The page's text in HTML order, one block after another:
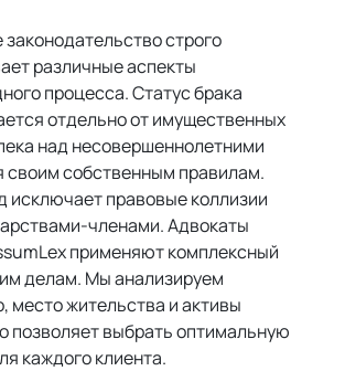
строго
различные аспекты
процесса. Статус брака
отдельно от имущественных
над несовершеннолетними
своим собственным правилам.
исключает правовые коллизии
членами. Адвокаты
применяют комплексный
делам. Мы анализируем
место жительства и активы
позволяет выбрать оптимальную
каждого клиента.